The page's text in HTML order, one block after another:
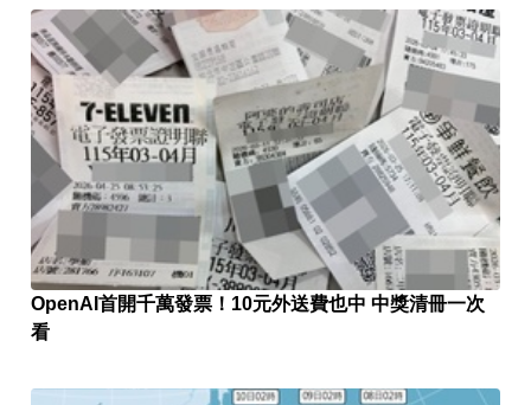
OpenAI首開千萬發票！10元外送費也中 中獎清冊一次
看